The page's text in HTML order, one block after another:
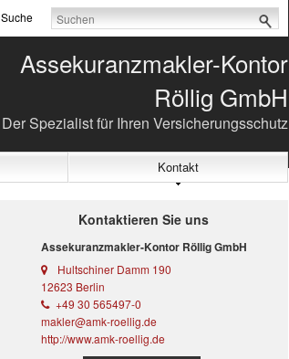
Suche
Assekuranzmakler-Kontor
Röllig GmbH
Der Spezialist für Ihren Versicherungsschutz
Kontakt
Kontaktieren Sie uns
Assekuranzmakler-Kontor Röllig GmbH
Hultschiner Damm 190
12623 Berlin
+49 30 565497-0
makler@amk-roellig.de
http://www.amk-roellig.de